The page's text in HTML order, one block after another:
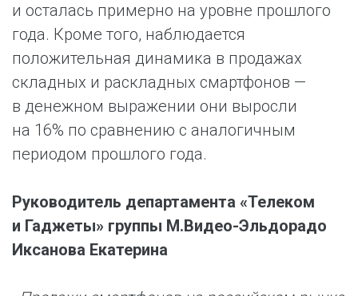
и осталась примерно на уровне прошлого
года. Кроме того, наблюдается
положительная динамика в продажах
складных и раскладных смартфонов —
в денежном выражении они выросли
на 16% по сравнению с аналогичным
периодом прошлого года.
Руководитель департамента «Телеком
и Гаджеты» группы М.Видео-Эльдорадо
Иксанова Екатерина